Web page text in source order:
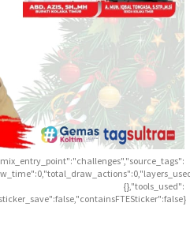
{},"tools_used":